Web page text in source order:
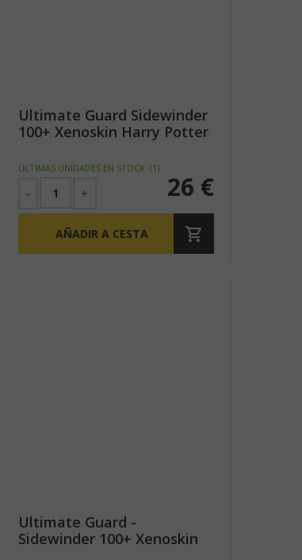
Ultimate Guard Sidewinder
100+ Xenoskin Harry Potter
UGD011682
ÚLTIMAS UNIDADES EN STOCK (1 )
26 €
- +
AÑADIR A CESTA
Ultimate Guard -
Sidewinder 100+ Xenoskin